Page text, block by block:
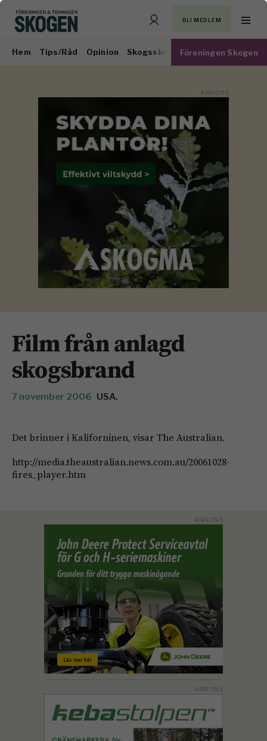
BLI MEDLEM
Hem Tips/Råd Opinion Skogsskötsel Virkesmarknad
Föreningen Skogen
Film från anlagd
skogsbrand
7 november 2006 USA.
Det brinner i Kaliforninen, visar The Australian.
http://media.theaustralian.news.com.au/20061028-
fires_player.htm